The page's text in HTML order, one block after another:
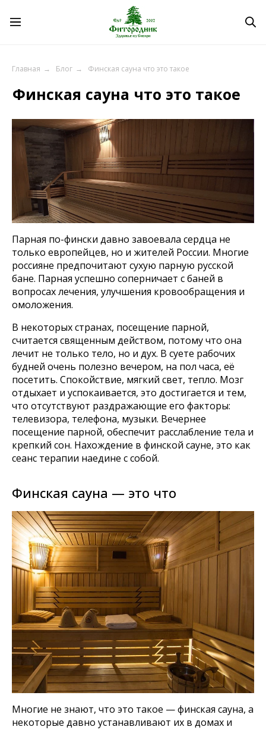
Главная → Блог → Финская сауна что это такое
Финская сауна что это такое
Парная по-фински давно завоевала сердца не
только европейцев, но и жителей России. Многие
россияне предпочитают сухую парную русской
бане. Парная успешно соперничает с баней в
вопросах лечения, улучшения кровообращения и
омоложения.
В некоторых странах, посещение парной,
считается священным действом, потому что она
лечит не только тело, но и дух. В суете рабочих
будней очень полезно вечером, на пол часа, её
посетить. Спокойствие, мягкий свет, тепло. Мозг
отдыхает и успокаивается, это достигается и тем,
что отсутствуют раздражающие его факторы:
телевизора, телефона, музыки. Вечернее
посещение парной, обеспечит расслабление тела и
крепкий сон. Нахождение в финской сауне, это как
сеанс терапии наедине с собой.
Финская сауна — это что
Многие не знают, что это такое — финская сауна, а
некоторые давно устанавливают их в домах и